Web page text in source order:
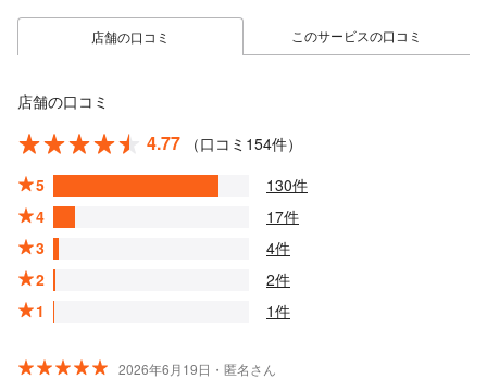
店舗の口コミ このサービスの口コミ
店舗の口コミ
4.77
（口コミ154件）
5
130件
4
17件
3
4件
2
2件
1
1件
2026年6月19日・匿名さん